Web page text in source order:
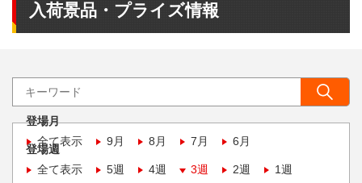
入荷景品・プライズ情報
登場月
全て表示
9月 8月 7月 6月
登場週
全て表示
5週 4週 3週 2週 1週